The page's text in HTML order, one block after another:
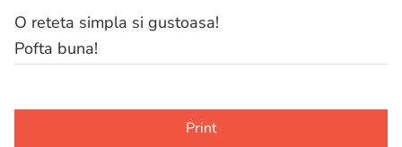
O reteta simpla si gustoasa!
Pofta buna!
Print